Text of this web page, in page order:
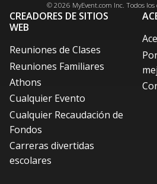
© 2026 MyEvent.com Inc. Todos los
CREADORES DE SITIOS
WEB
Reuniones de Clases
Reuniones Familiares
Athons
Cualquier Evento
Cualquier Recaudación de
Fondos
Carreras divertidas
escolares